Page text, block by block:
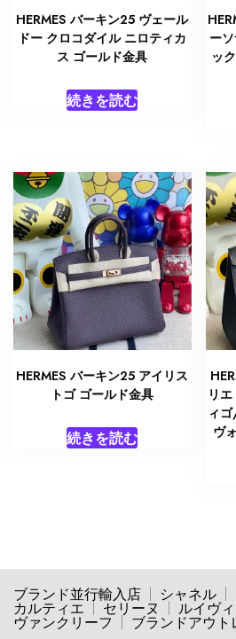
HERMES バーキン25 ヴェール
ドー クロコダイル ニロティカ
ス ゴールド金具
続きを読む
ー
ッ
HERMES バーキン25 アイリス
トゴ ゴールド金具
続きを読む
リ
ィ
ヴ
ブランド並行輸入店 シャネル
カルティエ
セリーヌ
ルイヴ
ヴァンクリーフ
ブランドアウト